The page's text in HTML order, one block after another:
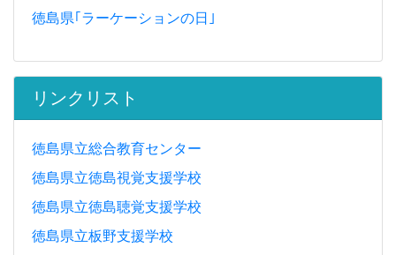
徳島県｢ラーケーションの日｣
リンクリスト
徳島県立総合教育センター
徳島県立徳島視覚支援学校
徳島県立徳島聴覚支援学校
徳島県立板野支援学校